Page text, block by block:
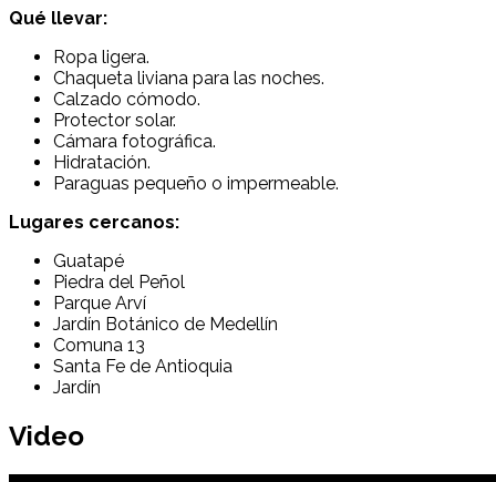
Qué llevar:
Ropa ligera.
Chaqueta liviana para las noches.
Calzado cómodo.
Protector solar.
Cámara fotográfica.
Hidratación.
Paraguas pequeño o impermeable.
Lugares cercanos:
Guatapé
Piedra del Peñol
Parque Arví
Jardín Botánico de Medellín
Comuna 13
Santa Fe de Antioquia
Jardín
Video